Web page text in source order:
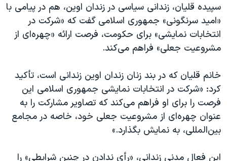
سپیده قلیان، زندانی سیاسی در زندان اوین، هم در پیامی با
«امید سرنگونی» جمهوری اسلامی گفت که «شرکت در
انتخابات نمایشی» برای حکومت، فرصت ارائه «چهره‌ای از
مشروعیت جعلی» فراهم می‌کند.
خانم قلیان که در بند زنان زندان اوین زندانی است، تأکید
کرد: «شرکت در انتخابات نمایشی جمهوری اسلامی این
فرصت را برای او فراهم می‌کند که تصاویر مشارکت را به
عنوان چهره‌ای از مشروعیت جعلی خود، خاصه در مجامع
بین‌المللی، به نمایش بگذارد.»
این فعال مدنی زندانی، «رأی ندادن در چنین شرایطی» را